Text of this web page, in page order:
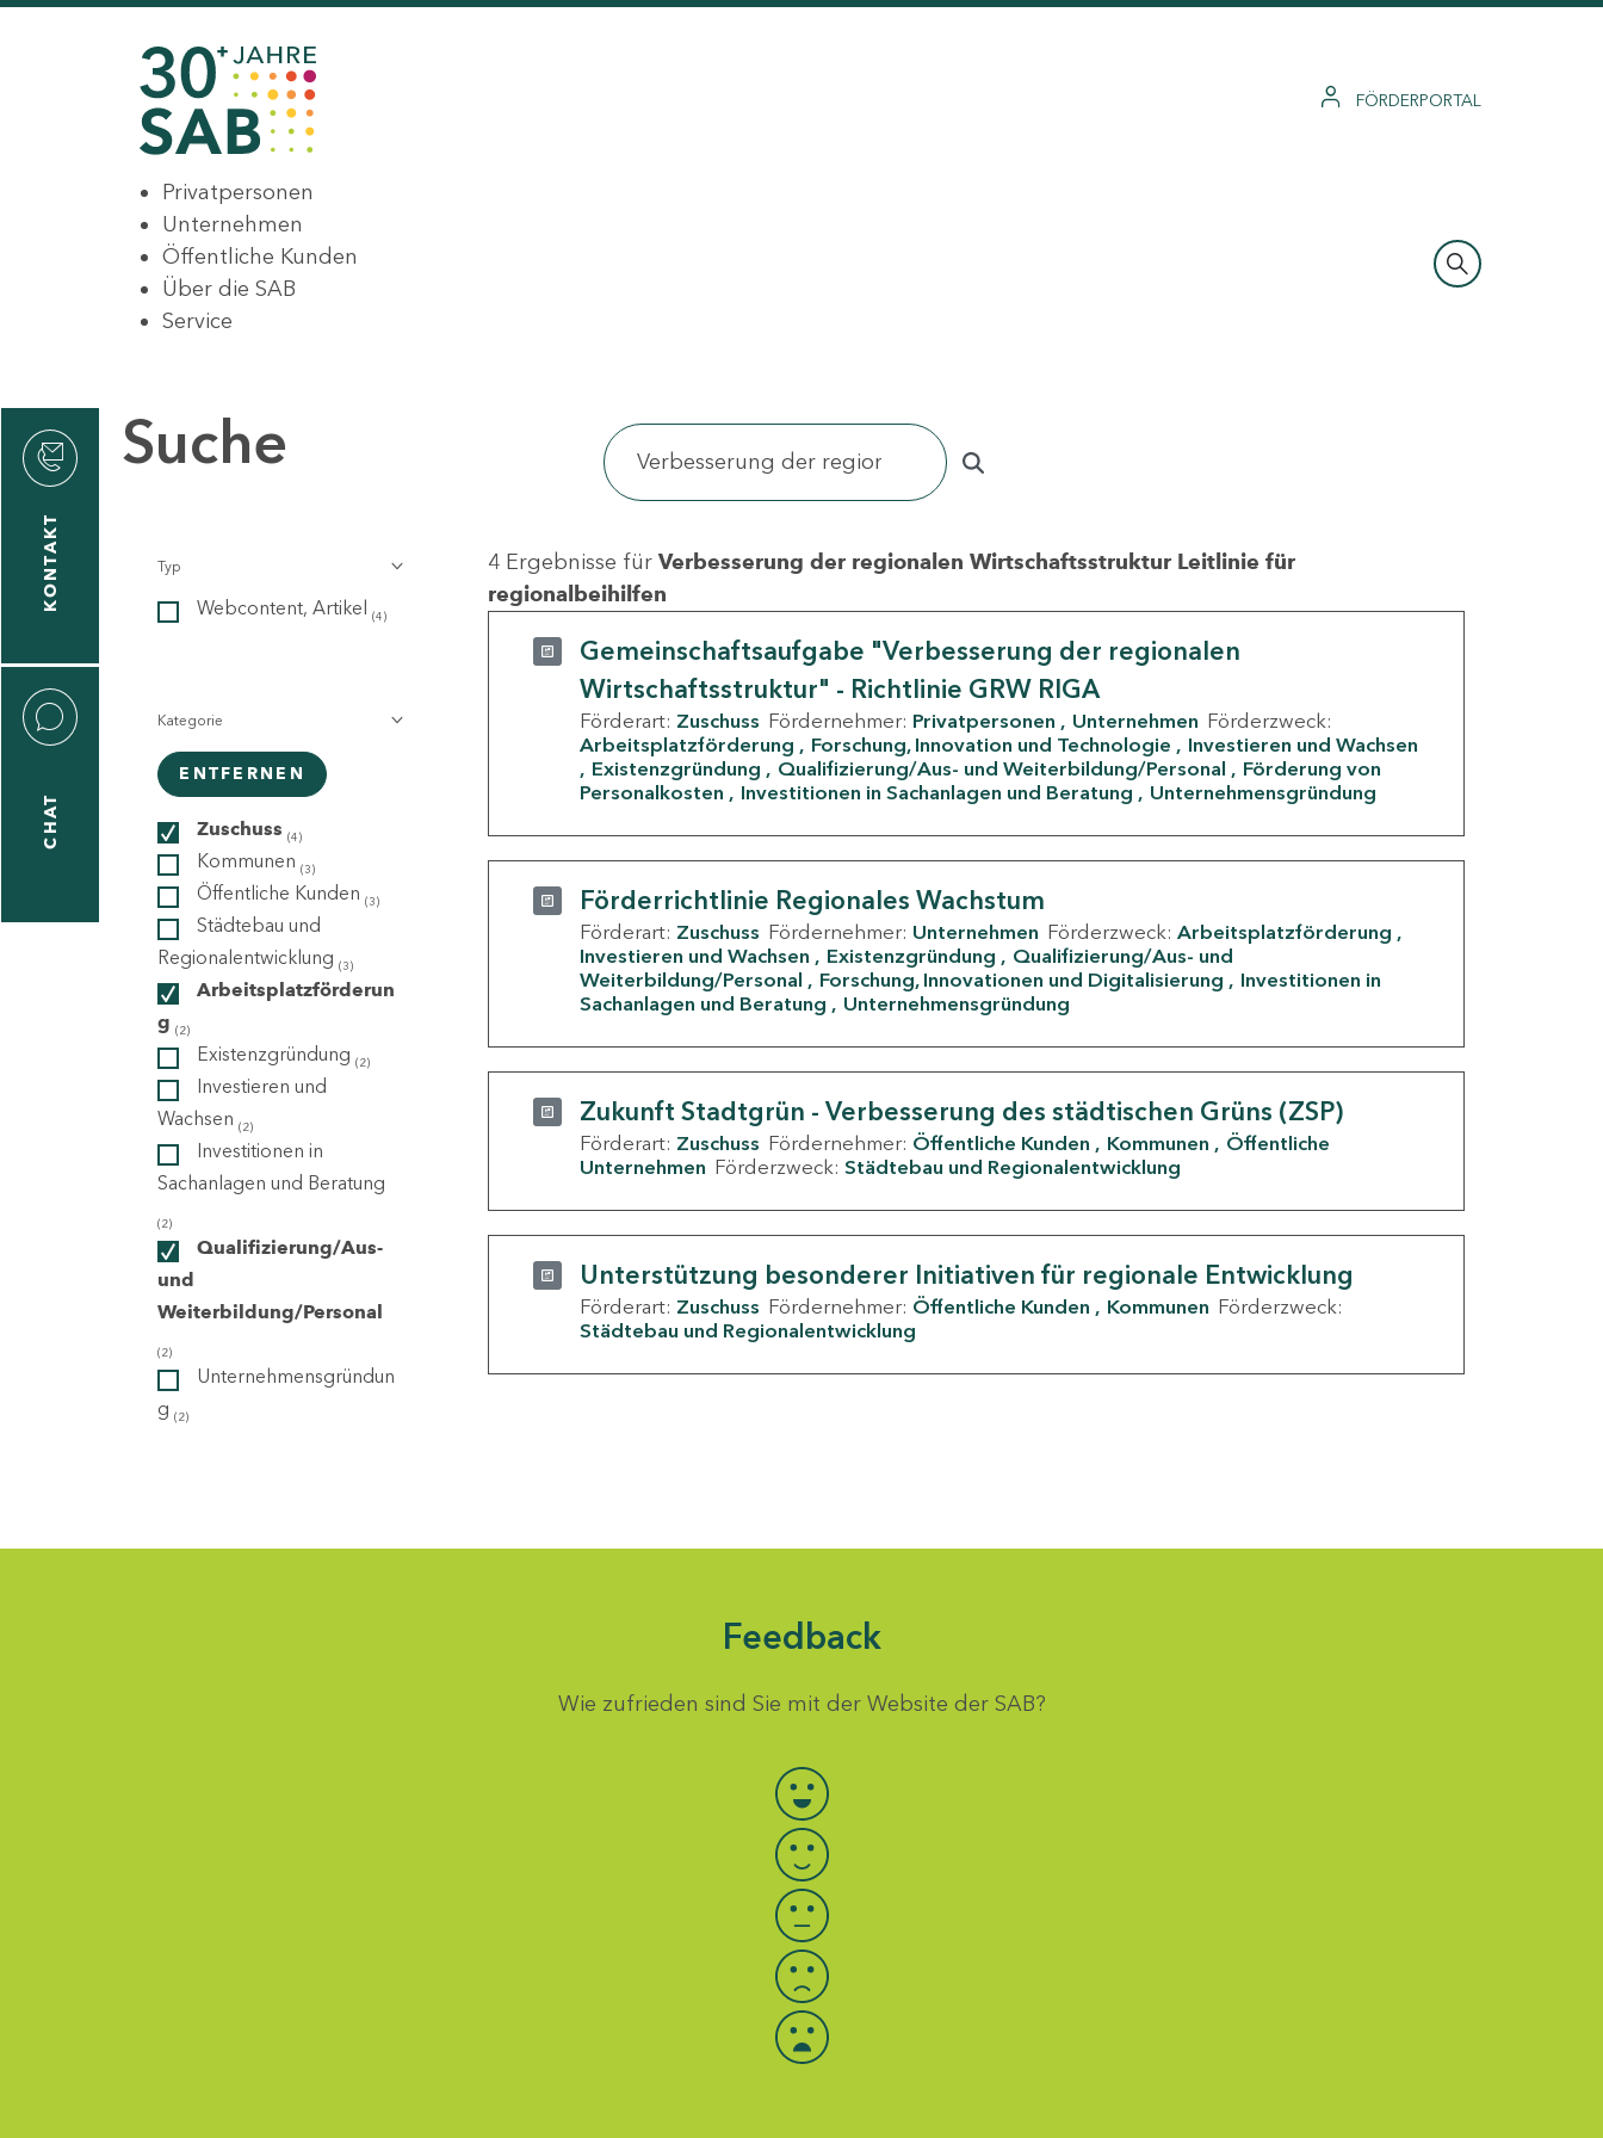
FÖRDERPORTAL
Privatpersonen
Unternehmen
Öffentliche Kunden
Über die SAB
Service
KONTAKT
CHAT
Suche
Typ
Webcontent, Artikel (4)
Kategorie
ENTFERNEN
Zuschuss (4)
Kommunen (3)
Öffentliche Kunden (3)
Städtebau und
Regionalentwicklung (3)
Arbeitsplatzförderun
g (2)
Existenzgründung (2)
Investieren und
Wachsen (2)
Investitionen in
Sachanlagen und Beratung
(2)
Qualifizierung/Aus-
und
Weiterbildung/Personal
(2)
Unternehmensgründun
g (2)
4 Ergebnisse für Verbesserung der regionalen Wirtschaftsstruktur Leitlinie für
regionalbeihilfen
Gemeinschaftsaufgabe "Verbesserung der regionalen
Wirtschaftsstruktur" - Richtlinie GRW RIGA
Förderart: Zuschuss Fördernehmer: Privatpersonen Unternehmen Förderzweck:
Arbeitsplatzförderung
Forschung, Innovation und Technologie
Investieren und Wachsen
Existenzgründung
Qualifizierung/Aus- und Weiterbildung/Personal
Förderung von
Personalkosten
Investitionen in Sachanlagen und Beratung Unternehmensgründung
Förderrichtlinie Regionales Wachstum
Förderart: Zuschuss Fördernehmer: Unternehmen Förderzweck: Arbeitsplatzförderung
Investieren und Wachsen
Existenzgründung
Qualifizierung/Aus- und
Weiterbildung/Personal
Forschung, Innovationen und Digitalisierung
Investitionen in
Sachanlagen und Beratung
Unternehmensgründung
Zukunft Stadtgrün - Verbesserung des städtischen Grüns (ZSP)
Förderart: Zuschuss Fördernehmer: Öffentliche Kunden Kommunen
Öffentliche
Unternehmen Förderzweck: Städtebau und Regionalentwicklung
Unterstützung besonderer Initiativen für regionale Entwicklung
Förderart: Zuschuss Fördernehmer: Öffentliche Kunden Kommunen Förderzweck:
Städtebau und Regionalentwicklung
Feedback
Wie zufrieden sind Sie mit der Website der SAB?
Bewertung auswählen